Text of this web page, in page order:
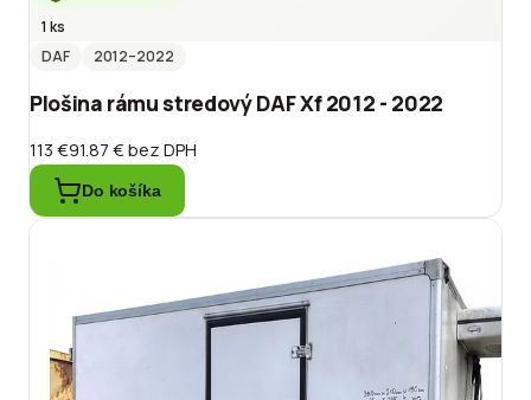
1 ks
DAF
2012–2022
Plošina rámu stredový DAF Xf 2012 - 2022
113 €91.87 €bez DPH
Do košíka